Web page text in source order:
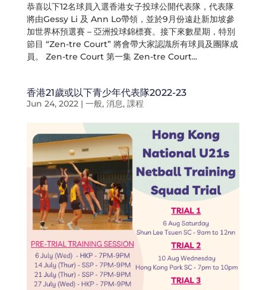
恭喜以下12名球員入選香港女子投球公開代表隊，代表隊
將由Gessy Li 及 Ann Lo帶領，並於9月份遠赴新加坡參
加世界杯預選賽 – 亞洲投球錦標賽。接下來數星期，特別
節目 “Zen-tre Court” 將會帶大家認識所有球員及團隊成
員。 Zen-tre Court 第一集 Zen-tre Court...
香港21歲或以下青少年代表隊2022-23
Jun 24, 2022| 一般, 消息, 課程